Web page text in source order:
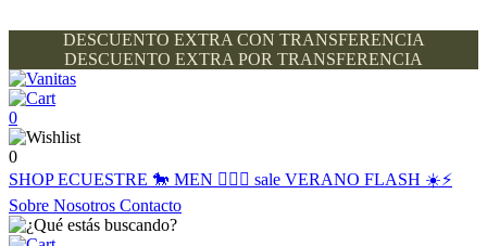
DESCUENTO EXTRA CON TRANSFERENCIA
DESCUENTO EXTRA POR TRANSFERENCIA
0
0
SHOPECUESTRE 🐎 MEN 🙋🏽‍♂️ sale VERANO FLASH ☀️⚡️
Sobre Nosotros Contacto